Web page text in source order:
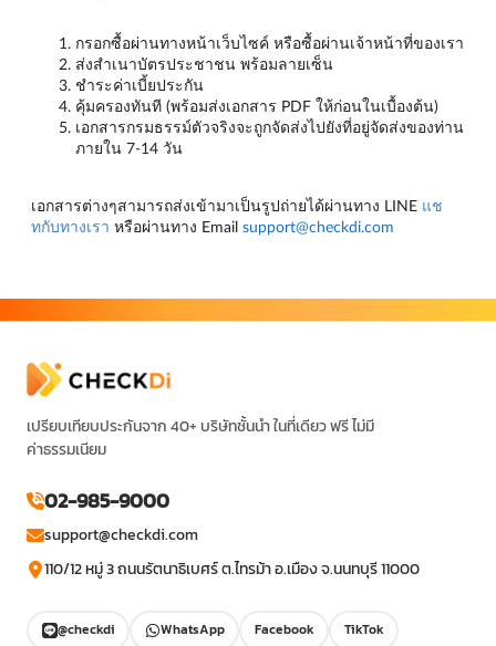
กรอกซื้อผ่านทางหน้าเว็บไซค์ หรือซื้อผ่านเจ้าหน้าที่ของเรา
ส่งสำเนาบัตรประชาชน พร้อมลายเซ็น
ชำระค่าเบี้ยประกัน
คุ้มครองทันที (พร้อมส่งเอกสาร PDF ให้ก่อนในเบื้องต้น)
เอกสารกรมธรรม์ตัวจริงจะถูกจัดส่งไปยังที่อยู่จัดส่งของท่าน
ภายใน 7-14 วัน
เอกสารต่างๆสามารถส่งเข้ามาเป็นรูปถ่ายได้ผ่านทาง LINE แช
ทกับทางเรา หรือผ่านทาง Email support@checkdi.com
เปรียบเทียบประกันจาก 40+ บริษัทชั้นนำ ในที่เดียว ฟรี ไม่มี
ค่าธรรมเนียม
02-985-9000
support@checkdi.com
110/12 หมู่ 3 ถนนรัตนาธิเบศร์ ต.ไทรม้า อ.เมือง จ.นนทบุรี 11000
@checkdi WhatsApp Facebook
TikTok